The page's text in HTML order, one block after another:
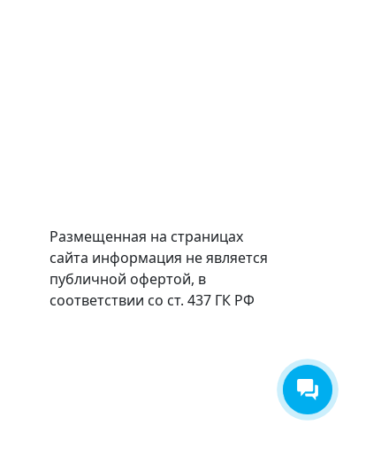
Размещенная на страницах
сайта информация не является
публичной офертой, в
соответствии со ст. 437 ГК РФ